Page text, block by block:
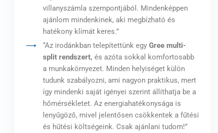
villanyszámla szempontjából. Mindenképpen
ajánlom mindenkinek, aki megbízható és
hatékony klímát keres.”
“Az irodánkban telepítettünk egy Gree multi-
split rendszert, és azóta sokkal komfortosabb
a munkakörnyezet. Minden helyiséget külön
tudunk szabályozni, ami nagyon praktikus, mert
így mindenki saját igényei szerint állíthatja be a
hőmérsékletet. Az energiahatékonysága is
lenyűgöző, mivel jelentősen csökkentek a fűtési
és hűtési költségeink. Csak ajánlani tudom!”